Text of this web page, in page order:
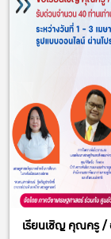
เรียนเชิญ คุณครู /